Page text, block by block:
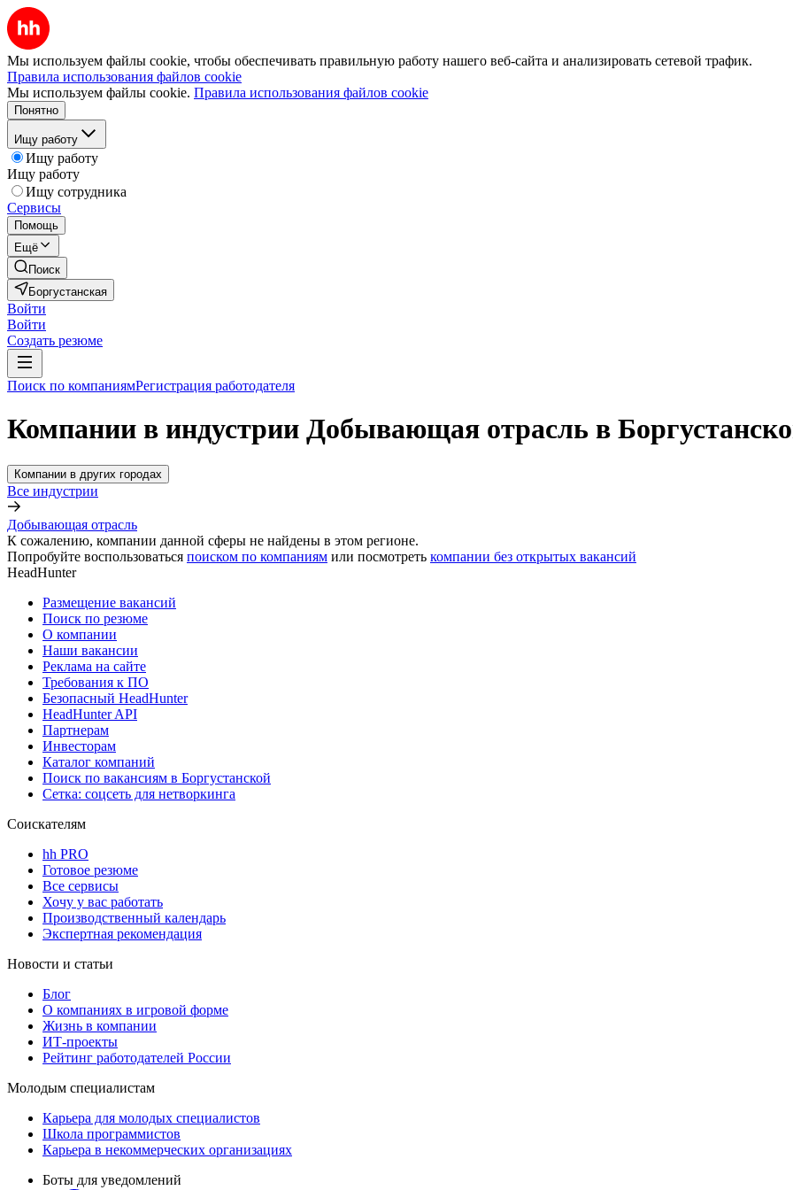
Мы используем файлы cookie, чтобы обеспечивать правильную работу нашего веб-сайта и анализировать сетевой трафик.
Правила использования файлов cookie
Мы используем файлы cookie. Правила использования файлов cookie
Понятно
Ищу работу
Ищу работу
Ищу работу
Ищу сотрудника
Сервисы
Помощь
Ещё
Поиск
Боргустанская
Войти
Войти
Создать резюме
Поиск по компаниямРегистрация работодателя
Компании в индустрии Добывающая отрасль в
Компании в других городах
Все индустрии
Добывающая отрасль
К сожалению, компании данной сферы не найдены в этом регионе.
Попробуйте воспользоваться поиском по компаниям или посмотреть компании без открытых вакансий
HeadHunter
Размещение вакансий
Поиск по резюме
О компании
Наши вакансии
Реклама на сайте
Требования к ПО
Безопасный HeadHunter
HeadHunter API
Партнерам
Инвесторам
Каталог компаний
Поиск по вакансиям в Боргустанской
Сетка: соцсеть для нетворкинга
Соискателям
hh PRO
Готовое резюме
Все сервисы
Хочу у вас работать
Производственный календарь
Экспертная рекомендация
Новости и статьи
Блог
О компаниях в игровой форме
Жизнь в компании
ИТ-проекты
Рейтинг работодателей России
Молодым специалистам
Карьера для молодых специалистов
Школа программистов
Карьера в некоммерческих организациях
Боты для уведомлений